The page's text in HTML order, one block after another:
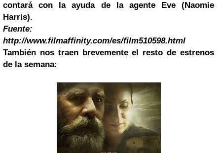
contará con la ayuda de la agente Eve (Naomie
Harris).
Fuente:
http://www.filmaffinity.com/es/film510598.html
También nos traen brevemente el resto de estrenos
de la semana: